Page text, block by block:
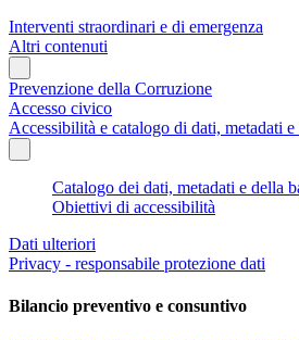
Interventi straordinari e di emergenza
Altri contenuti
Prevenzione della Corruzione
Accesso civico
Accessibilità e catalogo di dati, metadati e
Catalogo dei dati, metadati e della
Obiettivi di accessibilità
Dati ulteriori
Privacy - responsabile protezione dati
Bilancio preventivo e consuntivo